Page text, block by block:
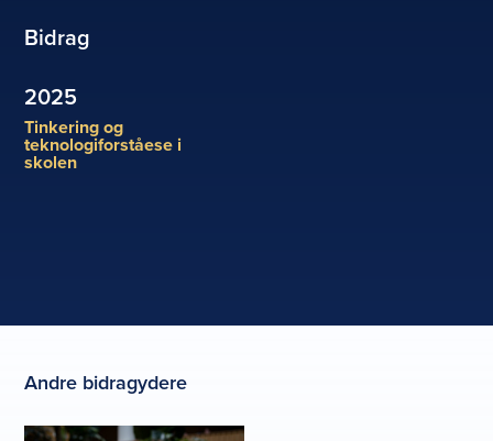
Bidrag
2025
Tinkering og
teknologiforståese i
skolen
Andre bidragydere